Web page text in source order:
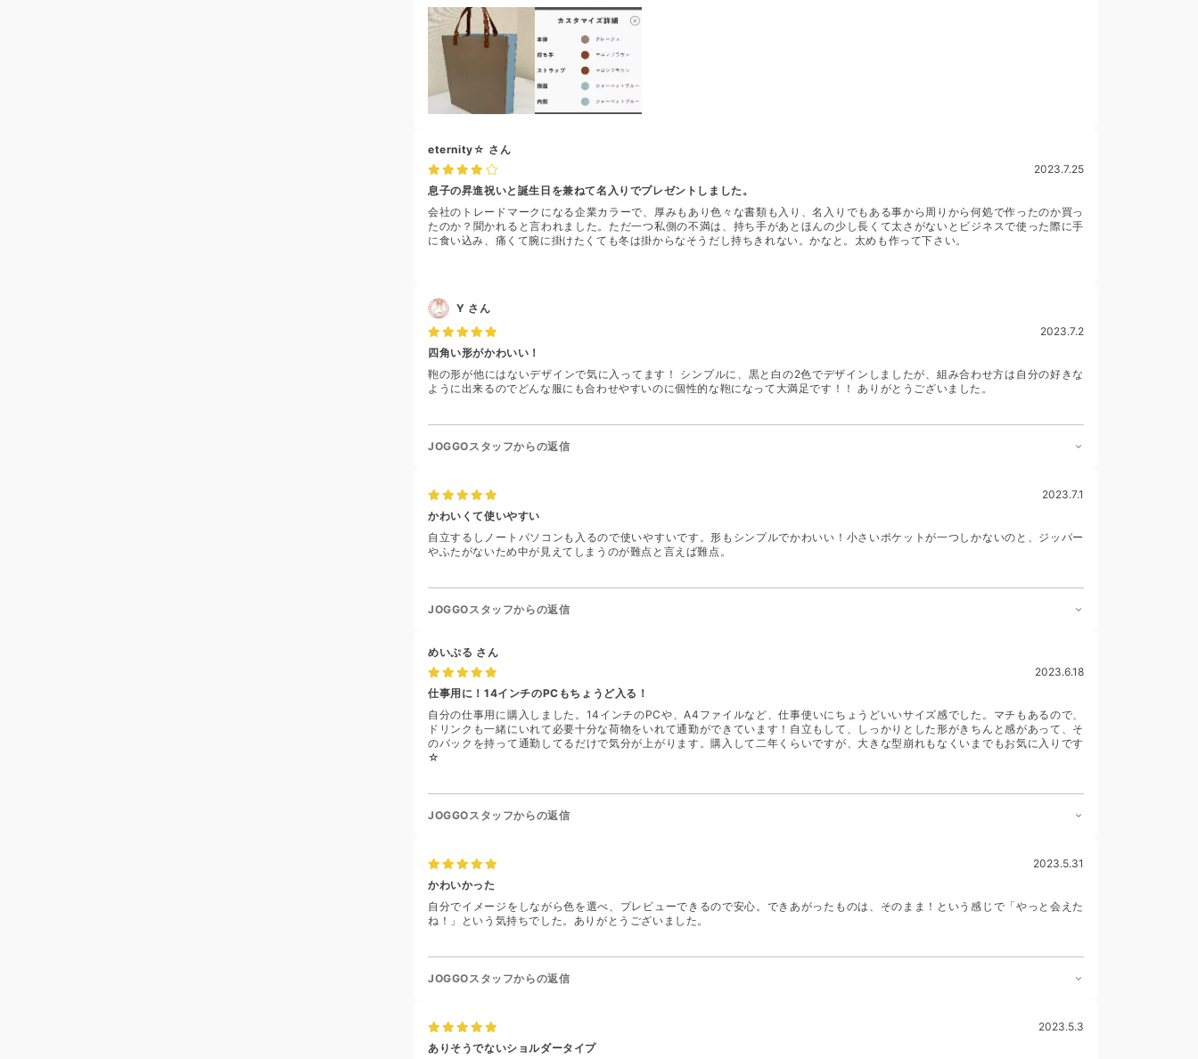
eternity☆ さん
2023.7.25
息子の昇進祝いと誕生日を兼ねて名入りでプレゼントしました。
会社のトレードマークになる企業カラーで、厚みもあり色々な書類も入り、名入りでもある事から周りから何処で作ったのか買っ
たのか？聞かれると言われました。ただ一つ私側の不満は、持ち手があとほんの少し長くて太さがないとビジネスで使った際に手
に食い込み、痛くて腕に掛けたくても冬は掛からなそうだし持ちきれない。かなと。太めも作って下さい。
Y さん
2023.7.2
四角い形がかわいい！
鞄の形が他にはないデザインで気に入ってます！ シンプルに、黒と白の2色でデザインしましたが、組み合わせ方は自分の好きな
ように出来るのでどんな服にも合わせやすいのに個性的な鞄になって大満足です！！ ありがとうございました。
JOGGOスタッフからの返信
2023.7.1
かわいくて使いやすい
自立するしノートパソコンも入るので使いやすいです。形もシンプルでかわいい！小さいポケットが一つしかないのと、ジッパー
やふたがないため中が見えてしまうのが難点と言えば難点。
JOGGOスタッフからの返信
めいぷる さん
2023.6.18
仕事用に！14インチのPCもちょうど入る！
自分の仕事用に購入しました。14インチのPCや、A4ファイルなど、仕事使いにちょうどいいサイズ感でした。マチもあるので、
ドリンクも一緒にいれて必要十分な荷物をいれて通勤ができています！自立もして、しっかりとした形がきちんと感があって、そ
のバックを持って通勤してるだけで気分が上がります。購入して二年くらいですが、大きな型崩れもなくいまでもお気に入りです
☆
JOGGOスタッフからの返信
2023.5.31
かわいかった
自分でイメージをしながら色を選べ、プレビューできるので安心。できあがったものは、そのまま！という感じで「やっと会えた
ね！」という気持ちでした。ありがとうございました。
JOGGOスタッフからの返信
2023.5.3
ありそうでないショルダータイプ